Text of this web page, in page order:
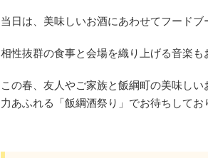
当日は、美味しいお酒にあわせてフードブ
相性抜群の食事と会場を織り上げる音楽も
この春、友人やご家族と飯綱町の美味し
力あふれる「飯綱酒祭り」でお待ちしてお